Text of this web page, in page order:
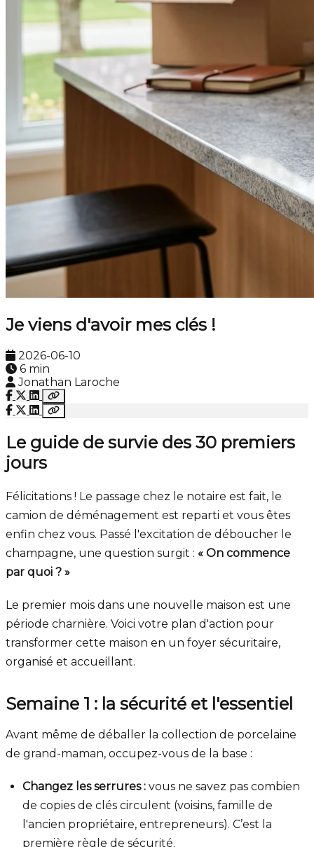
Je viens d'avoir mes clés !
2026-06-10
6 min
Jonathan Laroche
Le guide de survie des 30 premiers
jours
Félicitations ! Le passage chez le notaire est fait, le
camion de déménagement est reparti et vous êtes
enfin chez vous. Passé l'excitation de déboucher le
champagne, une question surgit : « On commence
par quoi ? »
Le premier mois dans une nouvelle maison est une
période charnière. Voici votre plan d'action pour
transformer cette maison en un foyer sécuritaire,
organisé et accueillant.
Semaine 1 : la sécurité et l'essentiel
Avant même de déballer la collection de porcelaine
de grand-maman, occupez-vous de la base :
Changez les serrures : vous ne savez pas combien
de copies de clés circulent (voisins, famille de
l'ancien propriétaire, entrepreneurs). C’est la
première règle de sécurité.